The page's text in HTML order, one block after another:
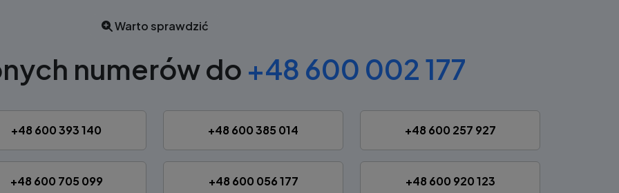
Warto sprawdzić
numerów do +48 600 002 177
+48 600 393 140 +48 600 385 014 +48 600 257 927
+48 600 705 099 +48 600 056 177 +48 600 920 123